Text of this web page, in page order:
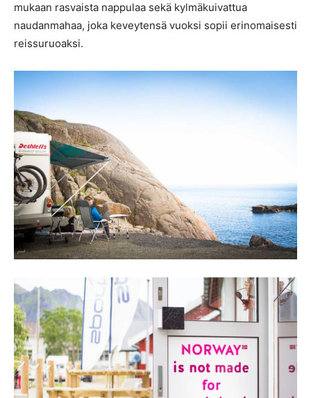
mukaan rasvaista nappulaa sekä kylmäkuivattua
naudanmahaa, joka keveytensä vuoksi sopii erinomaisesti
reissuruoaksi.